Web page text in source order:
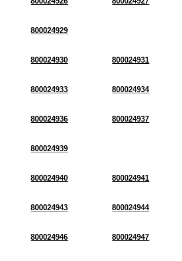
800024929
800024930 800024931
800024933 800024934
800024936 800024937
800024939
800024940 800024941
800024943 800024944
800024946 800024947